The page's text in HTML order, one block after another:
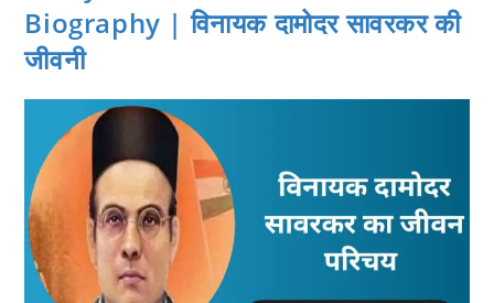
Biography | विनायक दामोदर सावरकर की
जीवनी